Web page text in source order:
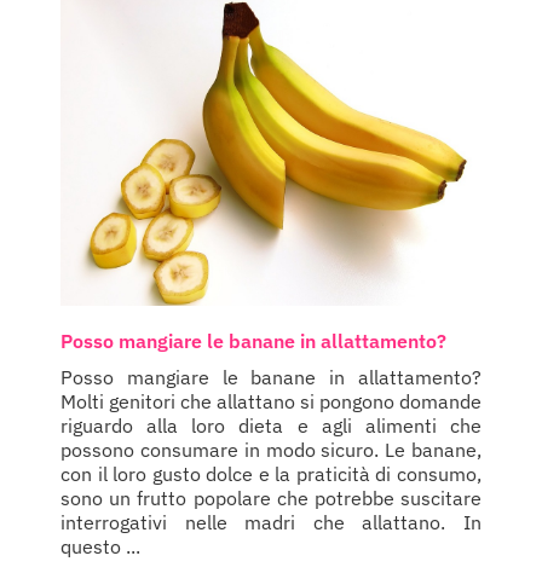
Posso mangiare le banane in allattamento?
Posso mangiare le banane in allattamento?
Molti genitori che allattano si pongono domande
riguardo alla loro dieta e agli alimenti che
possono consumare in modo sicuro. Le banane,
con il loro gusto dolce e la praticità di consumo,
sono un frutto popolare che potrebbe suscitare
interrogativi nelle madri che allattano. In
questo ...